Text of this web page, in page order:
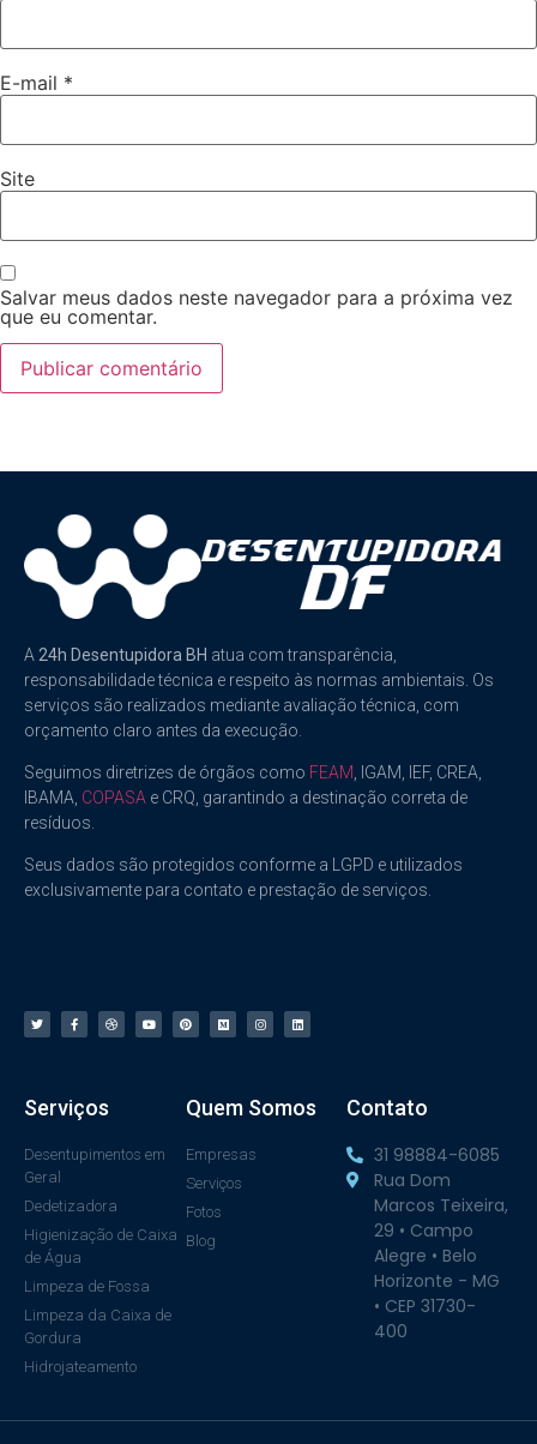
E-mail *
Site
Salvar meus dados neste navegador para a próxima vez
que eu comentar.
A 24h Desentupidora BH atua com transparência,
responsabilidade técnica e respeito às normas ambientais. Os
serviços são realizados mediante avaliação técnica, com
orçamento claro antes da execução.
Seguimos diretrizes de órgãos como FEAM , IGAM, IEF, CREA,
IBAMA, COPASA e CRQ, garantindo a destinação correta de
resíduos.
Seus dados são protegidos conforme a LGPD e utilizados
exclusivamente para contato e prestação de serviços.
Serviços
Desentupimentos em
Geral
Dedetizadora
Higienização de Caixa
de Água
Limpeza de Fossa
Limpeza da Caixa de
Gordura
Hidrojateamento
Quem Somos
Empresas
Serviços
Fotos
Blog
Contato
31 98884-6085
Rua Dom
Marcos Teixeira,
29 • Campo
Alegre • Belo
Horizonte - MG
• CEP 31730-
400